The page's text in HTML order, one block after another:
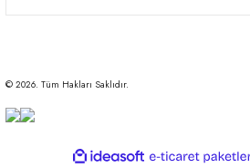
© 2026. Tüm Hakları Saklıdır.
ideasoft